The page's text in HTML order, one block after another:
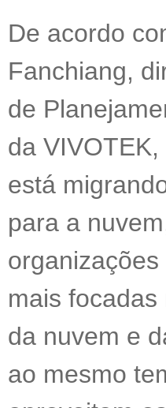
De acordo
Fanchiang,
de
da VIVOTEK,
está
para a
mais
da nuvem e
ao mesmo